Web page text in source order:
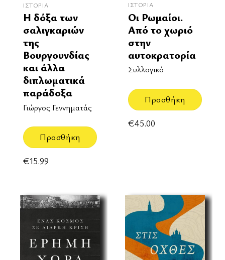
ΙΣΤΟΡΊΑ
Η δόξα των
σαλιγκαριών
της
Βουργουνδίας
και άλλα
διπλωματικά
παράδοξα
Γιώργος Γεννηματάς
Προσθήκη
€15.99
ΙΣΤΟΡΊΑ
Οι Ρωμαίοι.
Από το χωριό
στην
αυτοκρατορία
Συλλογικό
Προσθήκη
€45.00